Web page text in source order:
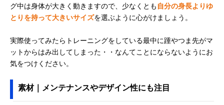
グ中は身体が大きく動きますので、少なくとも 自分の身長よりゆ
とりを持って大きいサイズを選ぶように心がけましょう。
実際使ってみたらトレーニングをしている最中に踵やつま先がマ
ットからはみ出してしまった・・なんてことにならないようにお
気をつけください。
素材｜メンテナンスやデザイン性にも注目